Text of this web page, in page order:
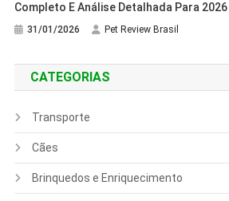
Completo E Análise Detalhada Para 2026
31/01/2026 Pet Review Brasil
CATEGORIAS
Transporte
Cães
Brinquedos e Enriquecimento